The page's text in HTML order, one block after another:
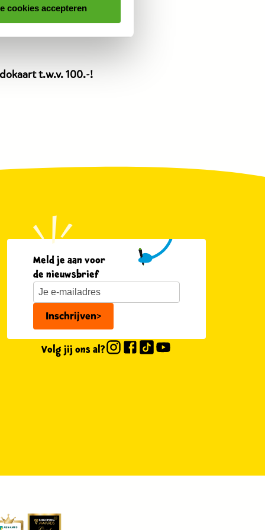
cookies accepteren
dit
euro.t.w.v. 100.-!
Meld je aan voor
de nieuwsbrief
Inschrijven>
Volg jij ons al?